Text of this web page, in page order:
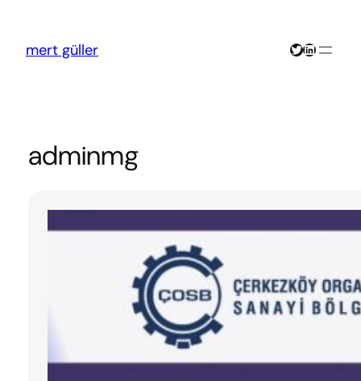
mert güller Twitter
LinkedIn
adminmg